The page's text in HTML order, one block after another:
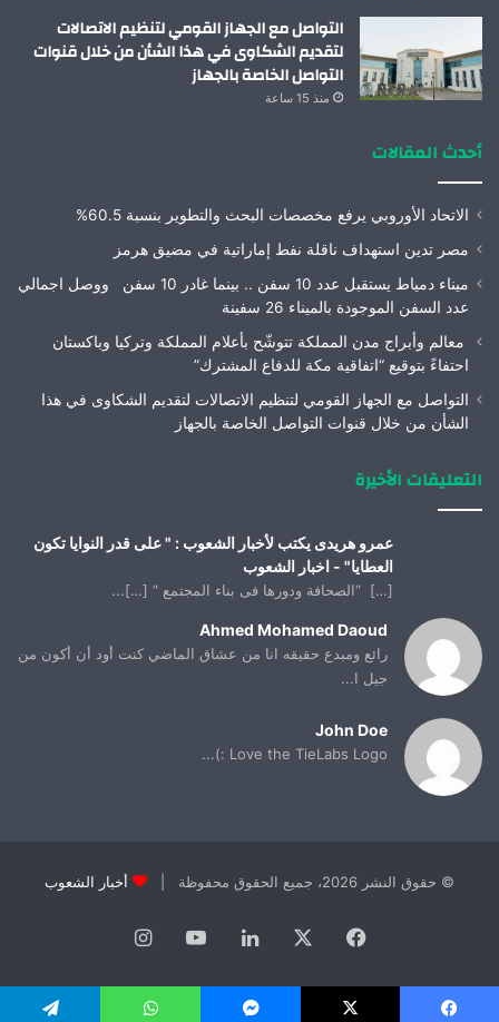
التواصل مع الجهاز القومي لتنظيم الاتصالات
لتقديم الشكاوى في هذا الشأن من خلال قنوات
التواصل الخاصة بالجهاز
منذ 15 ساعة
أحدث المقالات
الاتحاد الأوروبي يرفع مخصصات البحث والتطوير بنسبة 60.5%
مصر تدين استهداف ناقلة نفط إماراتية في مضيق هرمز
ميناء دمياط يستقبل عدد 10 سفن .. بينما غادر 10 سفن ووصل اجمالي
عدد السفن الموجودة بالميناء 26 سفينة
معالم وأبراج مدن المملكة تتوشّح بأعلام المملكة وتركيا وباكستان
احتفاءً بتوقيع “اتفاقية مكة للدفاع المشترك”
التواصل مع الجهاز القومي لتنظيم الاتصالات لتقديم الشكاوى في هذا
الشأن من خلال قنوات التواصل الخاصة بالجهاز
التعليقات الأخيرة
عمرو هريدى يكتب لأخبار الشعوب : " على قدر النوايا تكون
العطايا" - اخبار الشعوب
[…] “الصحافة ودورها فى بناء المجتمع “ […]...
Ahmed Mohamed Daoud
رائع ومبدع حقيقه انا من عشاق الماضي كنت أود أن أكون من
جيل ا...
John Doe
Love the TieLabs Logo :)...
© حقوق النشر 2026، جميع الحقوق محفوظة | أخبار الشعوب
فيسبوك لينكدإن يوتيوب